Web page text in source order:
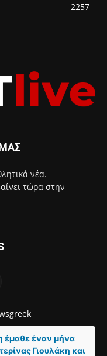
2257
νέα.
τώρα στην
έμαθε έναν μήνα
Γιουλάκη και